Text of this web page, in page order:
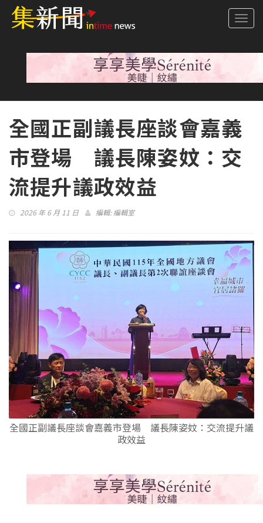
全國正副議長座談會嘉義
市登場 議長陳姿妏：交
流提升議政效益
2026 年 6 月 11 日 編輯:編輯室
全國正副議長座談會嘉義市登場 議長陳姿妏：交流提升議
政效益